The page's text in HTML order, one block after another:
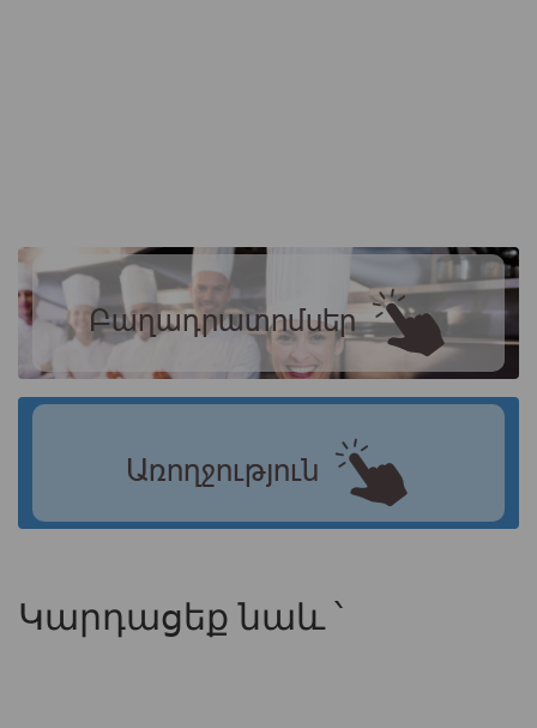
Բաղադրատոմսեր
Առողջություն
Կարդացեք նաև ՝